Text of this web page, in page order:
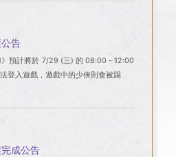
告
》預計將於 7/29 (三) 的 08:00 - 12:00
登入遊戲，遊戲中的少俠則會被踢
成公告